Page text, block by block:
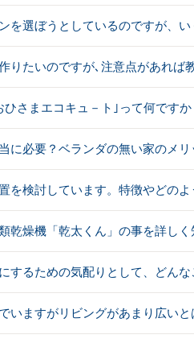
を選ぼうとしているのですが、
りたいのですが､注意点があれば
さまエコキュ－ト｣って何ですか
に必要？ベランダの無い家のメリ
を検討しています。特徴やどのよ
乾燥機「乾太くん」の事を詳しく
するための気配りとして、どん
いますがリビングがあまり広い